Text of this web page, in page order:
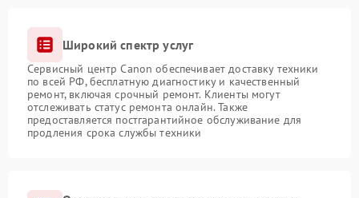
Широкий спектр услуг
Сервисный центр Canon обеспечивает доставку техники
по всей РФ, бесплатную диагностику и качественный
ремонт, включая срочный ремонт. Клиенты могут
отслеживать статус ремонта онлайн. Также
предоставляется постгарантийное обслуживание для
продления срока службы техники